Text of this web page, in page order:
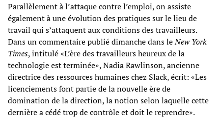
Parallèlement à l’attaque contre l’emploi, on assiste
également à une évolution des pratiques sur le lieu de
travail qui s’attaquent aux conditions des travailleurs.
Dans un commentaire publié dimanche dans leNew York
Times, intitulé «L’ère des travailleurs heureux de la
technologie est terminée», Nadia Rawlinson, ancienne
directrice des ressources humaines chez Slack, écrit: «Les
licenciements font partie de la nouvelle ère de
domination de la direction, la notion selon laquelle cette
dernière a cédé trop de contrôle et doit le reprendre».